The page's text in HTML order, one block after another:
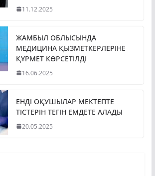
11.12.2025
ЖАМБЫЛ ОБЛЫСЫНДА
МЕДИЦИНА ҚЫЗМЕТКЕРЛЕРІНЕ
ҚҰРМЕТ КӨРСЕТІЛДІ
16.06.2025
ЕНДІ ОҚУШЫЛАР МЕКТЕПТЕ
ТІСТЕРІН ТЕГІН ЕМДЕТЕ АЛАДЫ
20.05.2025